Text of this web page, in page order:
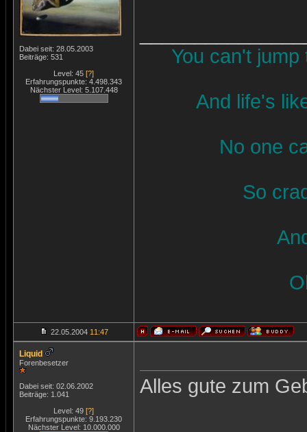
Dabei seit: 28.05.2003
Beiträge: 531
Level: 45 [?]
Erfahrungspunkte: 4.498.343
Nächster Level: 5.107.448
You can't
And life's
No one
So
22.05.2004 11:47
Liquid
Forenbesetzer
Dabei seit: 02.06.2002
Beiträge: 1.041
Level: 49 [?]
Erfahrungspunkte: 9.193.230
Nächster Level: 10.000.000
Alles gute zum